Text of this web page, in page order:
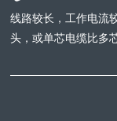
线路较长，工作电流
头，或单芯电缆比多